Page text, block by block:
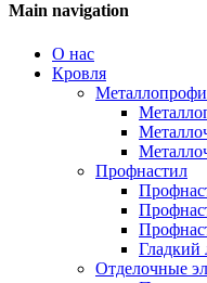
Main navigation
О нас
Кровля
Профнастил
Гладкий
Отделочные